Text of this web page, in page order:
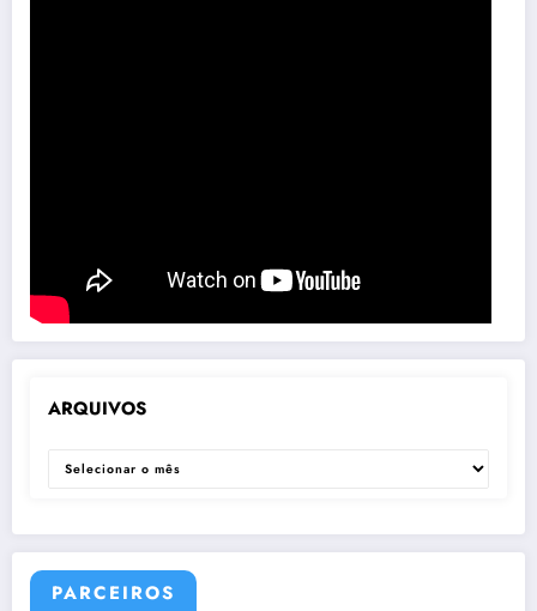
ARQUIVOS
ARQUIVOS
PARCEIROS